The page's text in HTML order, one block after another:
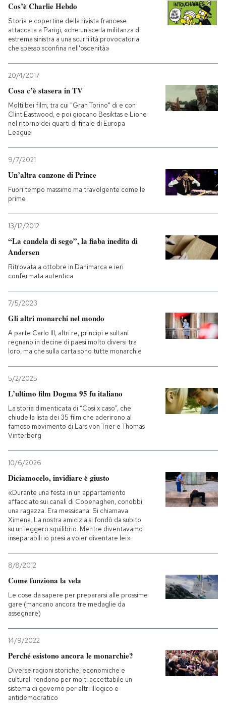
Entra
Cos’è Charlie Hebdo
Storia e copertine della rivista francese
attaccata a Parigi, «che unisce la militanza di
estrema sinistra a una scurrilità provocatoria
che spesso sconfina nell'oscenità»
20/4/2017
Cosa c’è stasera in TV
Molti bei film, tra cui "Gran Torino" di e con
Clint Eastwood, e poi giocano Besiktas e Lione
nel ritorno dei quarti di finale di Europa
League
9/7/2021
Un’altra canzone di Prince
Fuori tempo massimo ma travolgente come le
prime
13/12/2012
“La candela di sego”, la fiaba inedita di
Andersen
Ritrovata a ottobre in Danimarca e ieri
confermata autentica
7/5/2023
Gli altri monarchi nel mondo
A parte Carlo III, altri re, principi e sultani
regnano in decine di paesi molto diversi tra
loro, ma che sulla carta sono tutte monarchie
5/2/2025
L’ultimo film Dogma 95 fu italiano
La storia dimenticata di “Così x caso”, che
chiude la lista dei 35 film che aderirono al
famoso movimento di Lars von Trier e Thomas
Vinterberg
10/6/2026
Diciamocelo, invidiare è giusto
«Durante una festa in un appartamento
affacciato sui canali di Copenaghen, conobbi
una ragazza. Era messicana. Si chiamava
Ximena. La nostra amicizia si fondò da subito
su un leggero squilibrio. Mentre diventavamo
inseparabili io presi a voler diventare lei»
8/8/2012
Come funziona la vela
Le cose da sapere per prepararsi alle prossime
gare (mancano ancora tre medaglie da
assegnare)
14/9/2022
Perché esistono ancora le monarchie?
Diverse ragioni storiche, economiche e
culturali rendono per molti accettabile un
sistema di governo per altri illogico e
antidemocratico